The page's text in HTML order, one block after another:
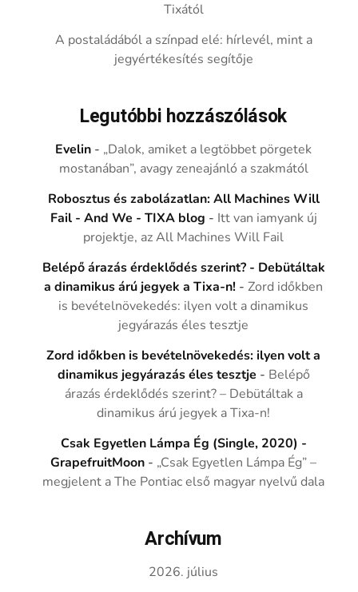
Tixától
A postaládából a színpad elé: hírlevél, mint a
jegyértékesítés segítője
Legutóbbi hozzászólások
Evelin - „Dalok, amiket a legtöbbet pörgetek
mostanában”, avagy zeneajánló a szakmától
Robosztus és zabolázatlan: All Machines Will
Fail - And We - TIXA blog - Itt van iamyank új
projektje, az All Machines Will Fail
Belépő árazás érdeklődés szerint? - Debütáltak
a dinamikus árú jegyek a Tixa-n! -Zord időkben
is bevételnövekedés: ilyen volt a dinamikus
jegyárazás éles tesztje
Zord időkben is bevételnövekedés: ilyen volt a
dinamikus jegyárazás éles tesztje - Belépő
árazás érdeklődés szerint? – Debütáltak a
dinamikus árú jegyek a Tixa-n!
Csak Egyetlen Lámpa Ég (Single, 2020) -
GrapefruitMoon - „Csak Egyetlen Lámpa Ég” –
megjelent a The Pontiac első magyar nyelvű dala
Archívum
2026. július